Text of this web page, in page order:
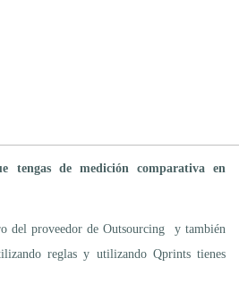
tengas de medición comparativa en
del proveedor de Outsourcing y también
reglas y utilizando Qprints tienes